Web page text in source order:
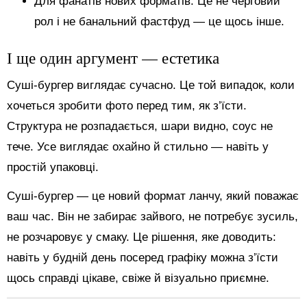
рол і не банальний фастфуд — це щось інше.
І ще один аргумент — естетика
Суші-бургер виглядає сучасно. Це той випадок, коли
хочеться зробити фото перед тим, як з’їсти.
Структура не розпадається, шари видно, соус не
тече. Усе виглядає охайно й стильно — навіть у
простій упаковці.
Суші-бургер — це новий формат ланчу, який поважає
ваш час. Він не забирає зайвого, не потребує зусиль,
не розчаровує у смаку. Це рішення, яке доводить:
навіть у будній день посеред графіку можна з’їсти
щось справді цікаве, свіже й візуально приємне.